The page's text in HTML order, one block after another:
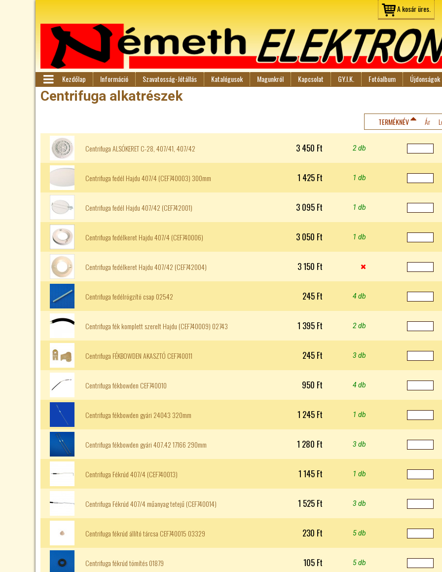
A kosár üres.
Centrifuga alkatrészek
TERMÉKNÉV Ár
Centrifuga ALSÓKERET C-28, 407/41, 407/42 3 450 Ft 2 db
Centrifuga fedél Hajdu 407/4 (CEF740003) 300mm 1 425 Ft 1 db
Centrifuga fedél Hajdu 407/42 (CEF742001) 3 095 Ft 1 db
Centrifuga fedélkeret Hajdu 407/4 (CEF740006) 3 050 Ft 1 db
Centrifuga fedélkeret Hajdu 407/42 (CEF742004) 3 150 Ft 
Centrifuga fedélrögzítö csap 02542 245 Ft 4 db
Centrifuga fék komplett szerelt Hajdu (CEF740009) 02743 1 395 Ft 2 db
Centrifuga FÉKBOWDEN AKASZTÓ CEF740011 245 Ft 3 db
Centrifuga fékbowden CEF740010 950 Ft 4 db
Centrifuga fékbowden gyári 24043 320mm 1 245 Ft 1 db
Centrifuga fékbowden gyári 407.42 17166 290mm 1 280 Ft 3 db
Centrifuga Fékrúd 407/4 (CEF740013) 1 145 Ft 1 db
Centrifuga Fékrúd 407/4 műanyag tetejű (CEF740014) 1 525 Ft 3 db
Centrifuga fékrúd állító tárcsa CEF740015 03329 230 Ft 5 db
Centrifuga fékrúd tömítés 01879 105 Ft 5 db
M
F
m
ü
Kezdőlap Információ Szavatosság-Jótállás Katalógusok Magunkról Kapcsolat GY.I.K. Fotóalbum Újdonságok